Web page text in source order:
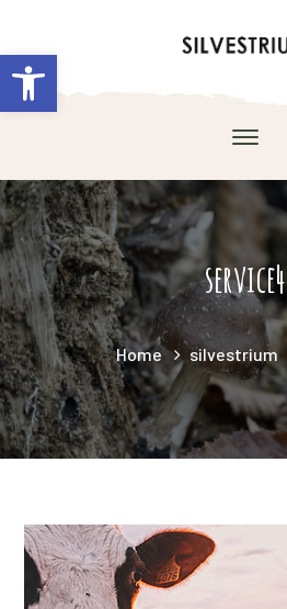
Abrir barra de herramientas
service4
Home silvestrium